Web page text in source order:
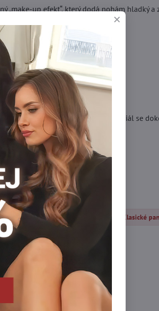
up efekt“, který dodá nohám hladký a
a pohodlné po celý den. Materiál se
zamilujete na první oblečení.
Dámské punčocháče DEN
Klasické
WhatsApp